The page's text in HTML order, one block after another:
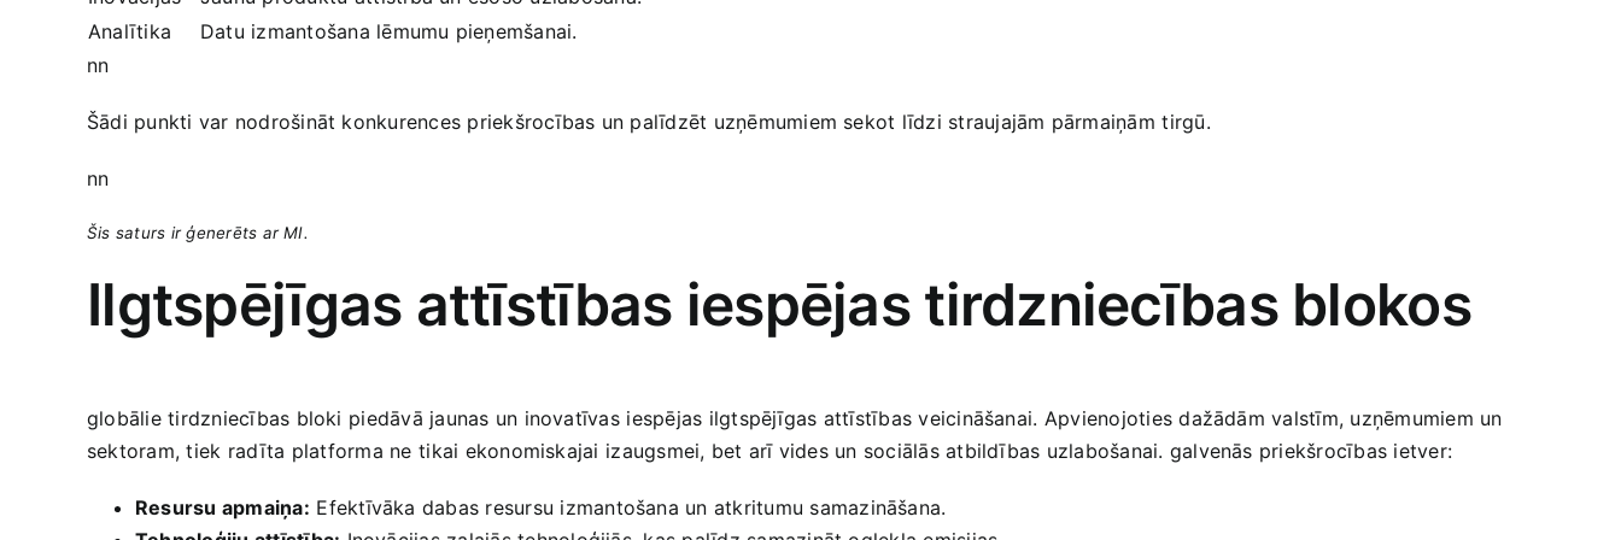
Analītika
Datu izmantošana lēmumu‌ pieņemšanai.
nn
Šādi punkti‌ var nodrošināt konkurences priekšrocības un palīdzēt uzņēmumiem sekot‌ līdzi straujajām pārmaiņām⁢ tirgū.
nn
Šis saturs ir ģenerēts ar MI.
Ilgtspējīgas attīstības iespējas tirdzniecības blokos
globālie ​tirdzniecības bloki ⁣piedāvā jaunas un inovatīvas ⁢iespējas ilgtspējīgas attīstības veicināšanai. ⁢Apvienojoties​ dažādām valstīm, uzņēmumiem un
sektoram, tiek ⁣radīta ⁢platforma ne ⁣tikai ekonomiskajai⁢ izaugsmei,‍ bet arī vides un sociālās ‍atbildības uzlabošanai. galvenās priekšrocības ietver:
Resursu apmaiņa: ⁣Efektīvāka‌ dabas resursu izmantošana un atkritumu‍ samazināšana.